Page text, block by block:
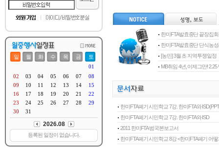
한미FTA발효중단 끝장집회
한미FTA발효중단 단식농
[농민] 3월 초 지역투쟁일정
MB취임 4년, 이제그만!
한미FTA폐기 시민학교 7강. 한미FTA와
한미FTA폐기 시민학교 7강. 한미FTA와 ISD
2011 한미FTA 범국본보고서
한미FTA폐기 시민학교 8강 <한미FTA폐기 어